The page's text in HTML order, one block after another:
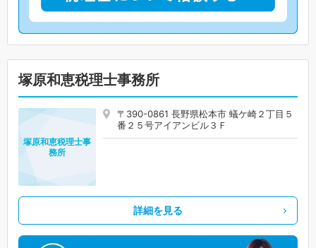
塚原和恵税理士事務所
〒390-0861 長野県松本市 蟻ケ崎２丁目５
番２５号アイアンビル３Ｆ
塚原和恵税理士事
務所
詳細を見る